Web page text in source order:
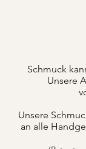
Schmuck
Unsere
Unsere
an alle